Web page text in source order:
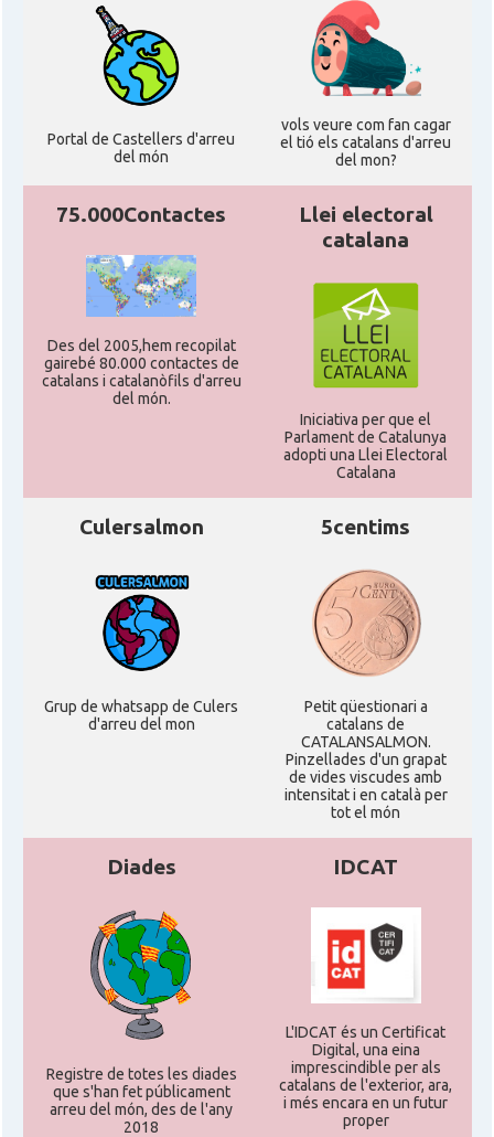
Portal de Castellers d'arreu
del món
vols veure com fan cagar
el tió els catalans d'arreu
del mon?
75.000Contactes
Des del 2005,hem recopilat
gairebé 80.000 contactes de
catalans i catalanòfils d'arreu
del món.
Llei electoral
catalana
Iniciativa per que el
Parlament de Catalunya
adopti una Llei Electoral
Catalana
Culersalmon
Grup de whatsapp de Culers
d'arreu del mon
5centims
Petit qüestionari a
catalans de
CATALANSALMON.
Pinzellades d'un grapat
de vides viscudes amb
intensitat i en català per
tot el món
Diades
Registre de totes les diades
que s'han fet públicament
arreu del món, des de l'any
2018
IDCAT
L'IDCAT és un Certificat
Digital, una eina
imprescindible per als
catalans de l'exterior, ara,
i més encara en un futur
proper